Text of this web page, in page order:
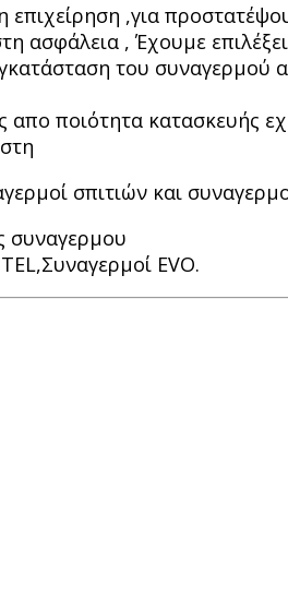
επιχείρηση ,για
ασφάλεια , Έχουμε
του συναγερμού
απο ποιότητα κατασκευής
σπιτιών και
συναγερμου
EVO.